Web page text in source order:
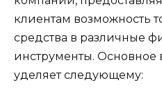
клиентам возможность
средства в различные
инструменты.
уделяет следующему: